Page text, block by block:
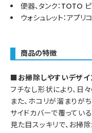
便器、タンク：TOTO
ウォシュレット：アプリ
商品の特徴
■お掃除しやすいデザイ
フチなし形状により、日
また、ホコリが溜まりが
サイドカバーで覆ってい
見た目スッキリで、お掃除